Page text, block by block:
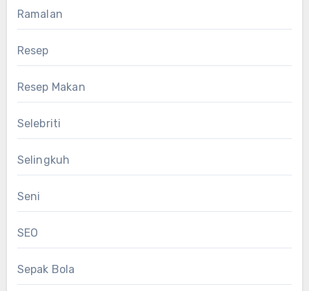
Ramalan
Resep
Resep Makan
Selebriti
Selingkuh
Seni
SEO
Sepak Bola